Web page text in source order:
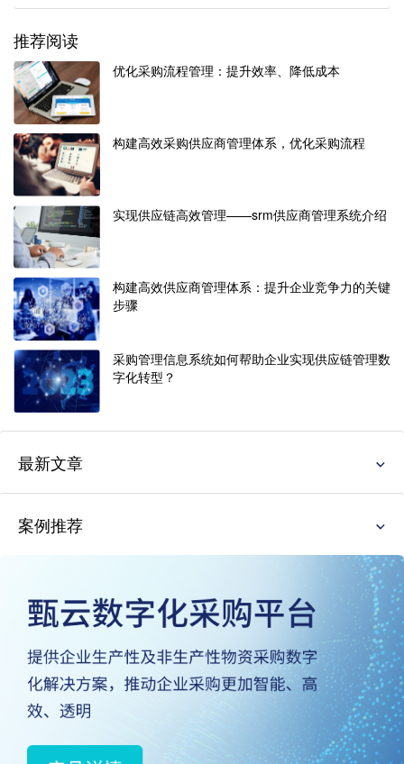
推荐阅读
优化采购流程管理：提升效率、降低成本
构建高效采购供应商管理体系，优化采购流程
实现供应链高效管理——srm供应商管理系统介绍
构建高效供应商管理体系：提升企业竞争力的关键
步骤
采购管理信息系统如何帮助企业实现供应链管理数
字化转型？
最新文章
案例推荐